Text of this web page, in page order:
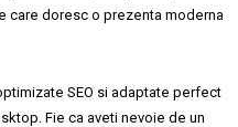
care doresc o prezenta moderna
SEO si adaptate perfect
Fie ca aveti nevoie de un